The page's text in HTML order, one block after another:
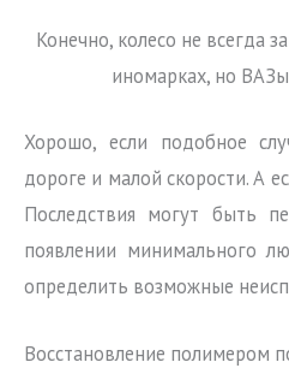
Конечно, колесо не всегда
иномарках, но
Хорошо, если подобное
дороге и малой скорости. А
Последствия могут быть
появлении минимального
определить возможные
Восстановление полимером